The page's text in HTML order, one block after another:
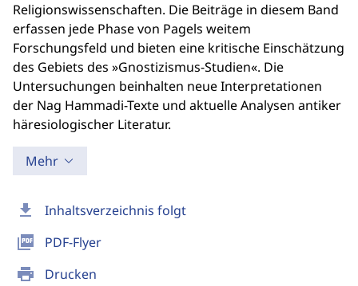
download Inhaltsverzeichnis folgt
picture_as_pdf PDF-Flyer
print Drucken
Religionswissenschaften. Die Beiträge in diesem Band
erfassen jede Phase von Pagels weitem
Forschungsfeld und bieten eine kritische Einschätzung
des Gebiets des »Gnostizismus-Studien«. Die
Untersuchungen beinhalten neue Interpretationen
der Nag Hammadi-Texte und aktuelle Analysen antiker
häresiologischer Literatur.
Mehr